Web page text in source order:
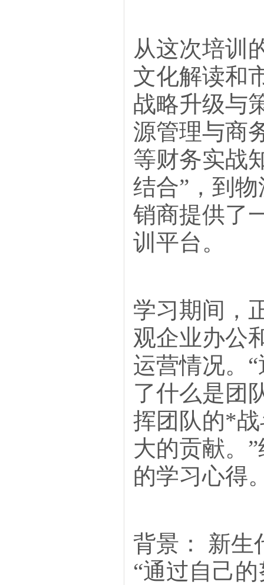
从这次培训
文化解读和
战略升级与
源管理与商
等财务实战
结合”，到
销商提供了
训平台。
学习期间，
观企业办公
运营情况。
了什么是团
挥团队的*
大的贡献。
的学习心得
背景： 新生
“通过自己